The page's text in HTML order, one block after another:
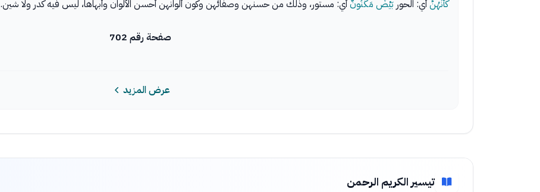
كَأَنَّهُنَّأي: الحور بَيْضٌ مَكْنُونٌأي: مستور، وذلك من حسنهن وصفائهن وكون ألوانهن أحسن الألوان وأبهاها، ليس فيه كدر ولا شين.
صفحة رقم 702
عرض المزيد
تيسير الكريم الرحمن